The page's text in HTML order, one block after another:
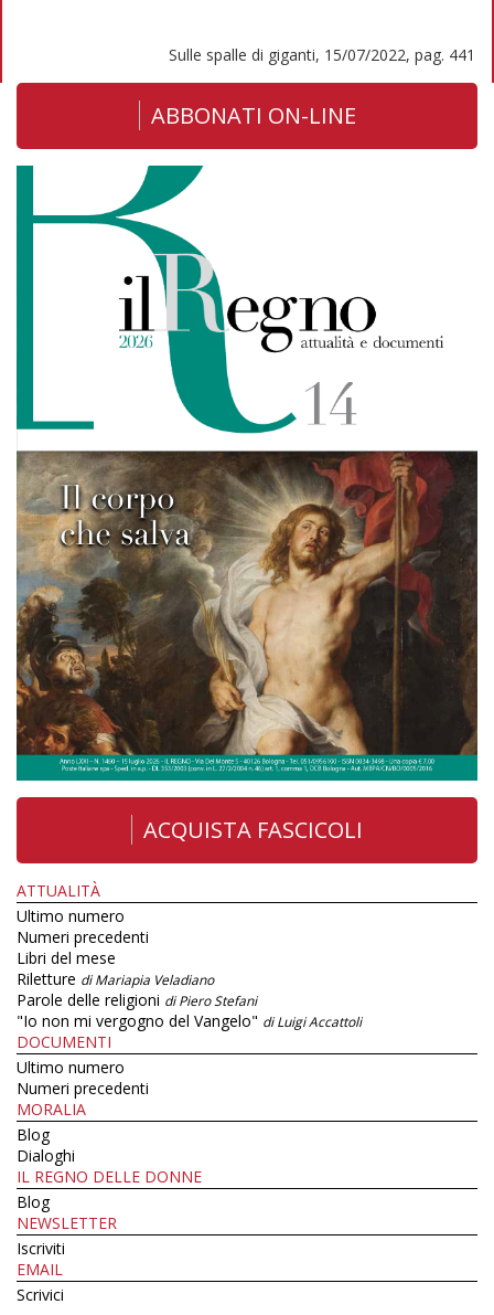
Sulle spalle di giganti, 15/07/2022, pag. 441
ABBONATI ON-LINE
ACQUISTA FASCICOLI
ATTUALITÀ
Ultimo numero
Numeri precedenti
Libri del mese
Riletture di Mariapia Veladiano
Parole delle religioni di Piero Stefani
"Io non mi vergogno del Vangelo" di Luigi Accattoli
DOCUMENTI
Ultimo numero
Numeri precedenti
MORALIA
Blog
Dialoghi
IL REGNO DELLE DONNE
Blog
NEWSLETTER
Iscriviti
EMAIL
Scrivici